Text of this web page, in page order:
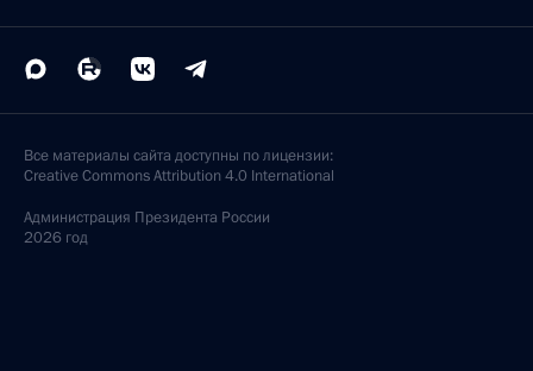
Все материалы сайта доступны по лицензии:
Creative Commons Attribution 4.0 International
Администрация Президента России
2026 год